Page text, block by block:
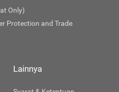
Only)
Protection and Trade
Lainnya